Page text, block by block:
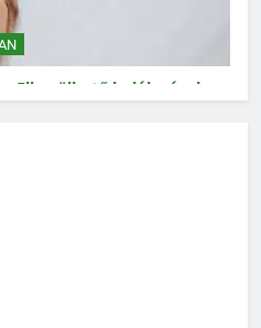
Elkerülhető halálozások